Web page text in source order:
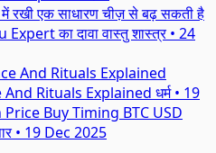
रखी एक साधारण चीज़ से बढ़ सकती है
का दावावास्तु शास्त्र • 24
Rituals Explained धर्म • 19
BTC USD
• 19 Dec 2025